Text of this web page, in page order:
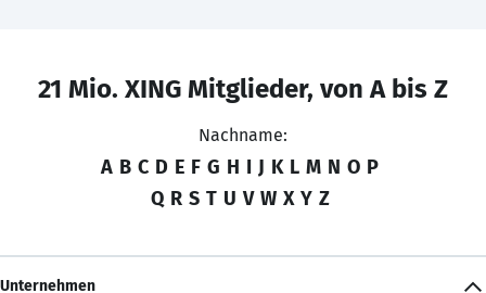
21 Mio. XING Mitglieder, von A bis Z
Nachname:
A B C D E F G H I J K L M N O P
Q R S T U V W X Y Z
Unternehmen